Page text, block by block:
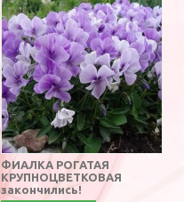
ФИАЛКА РОГАТАЯ
КРУПНОЦВЕТКОВАЯ
закончились!